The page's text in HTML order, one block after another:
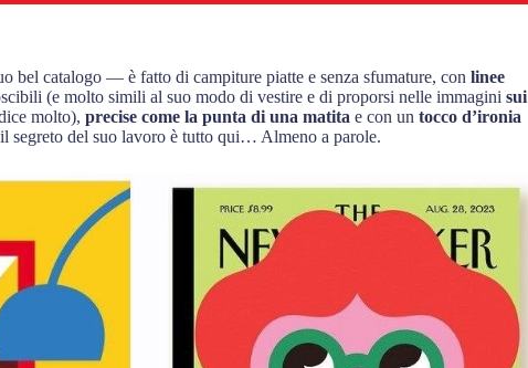
bel catalogo — è fatto di campiture piatte e senza sfumature, con linee
(e molto simili al suo modo di vestire e di proporsi nelle immagini sui
molto), precise come la punta di una matita e con un tocco d’ironia
segreto del suo lavoro è tutto qui… Almeno a parole.